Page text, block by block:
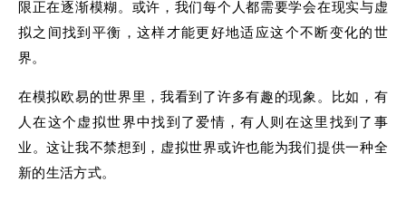
限正在逐渐模糊。或许，我们每个人都需要学会在现实与虚
拟之间找到平衡，这样才能更好地适应这个不断变化的世
界。
在模拟欧易的世界里，我看到了许多有趣的现象。比如，有
人在这个虚拟世界中找到了爱情，有人则在这里找到了事
业。这让我不禁想到，虚拟世界或许也能为我们提供一种全
新的生活方式。